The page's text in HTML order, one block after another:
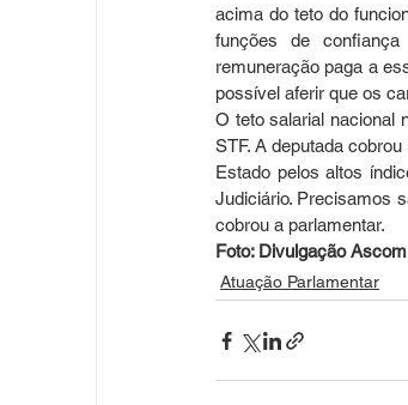
acima do teto do
funções de
remuneração paga a
possível aferir que os
O teto salarial nacional
STF. A deputada
Estado pelos altos
Judiciário. Precisamos
cobrou a parlamentar.
Foto: Divulgação Ascom
Atuação Parlamentar